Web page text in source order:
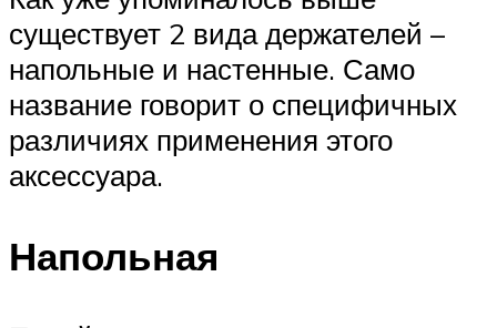
существует 2 вида держателей –
напольные и настенные. Само
название говорит о специфичных
различиях применения этого
аксессуара.
Напольная